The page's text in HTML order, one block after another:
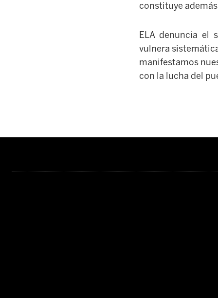
constituye
ELA denuncia el
vulnera
manifestamos
con la lucha del